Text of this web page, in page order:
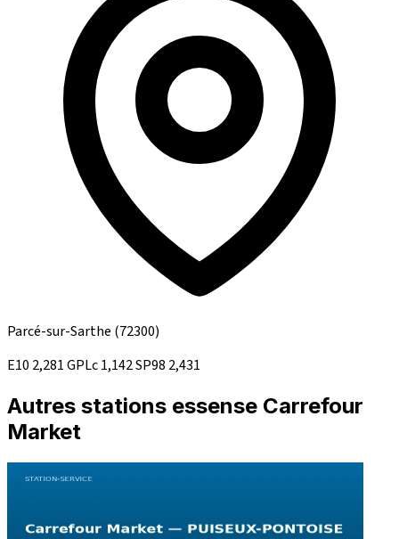
Parcé-sur-Sarthe (72300)
E10 2,281GPLc1,142SP98 2,431
Autres stations essense Carrefour
Market